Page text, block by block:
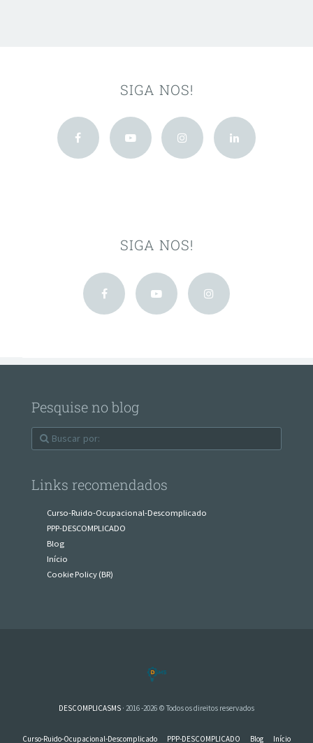
SIGA NOS!
SIGA NOS!
Pesquise no blog
Links recomendados
Curso-Ruido-Ocupacional-Descomplicado
PPP-DESCOMPLICADO
Blog
Início
Cookie Policy (BR)
DESCOMPLICASMS · 2016 -2026 © Todos os direitos reservados
Curso-Ruido-Ocupacional-Descomplicado PPP-DESCOMPLICADO Blog Início